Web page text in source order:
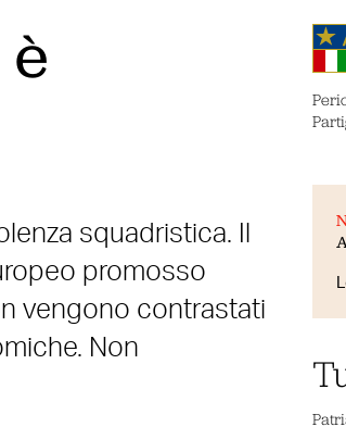
squadristica. Il
promosso
vengono contrastati
Non